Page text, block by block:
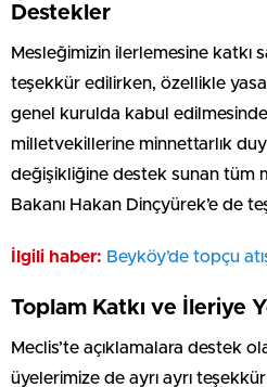
Destekler
Mesleğimizin ilerlemesine katkı
teşekkür edilirken, özellikle
genel kurulda kabul
milletvekillerine minnettarlık
değişikliğine destek sunan tüm
Bakanı Hakan Dinçyürek’e de
İlgili haber: Beyköy’de topçu
Toplam Katkı ve İleriye
Meclis’te açıklamalara destek
üyelerimize de ayrı ayrı